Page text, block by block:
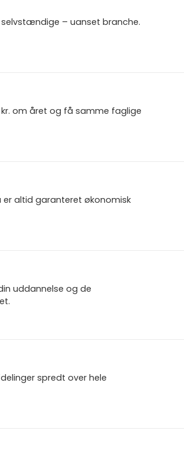
– uanset branche.
om året og få samme faglige
er altid garanteret økonomisk
uddannelse og de
spredt over hele